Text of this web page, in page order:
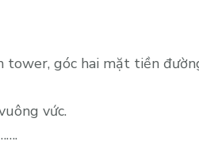
góc hai mặt tiền
vức.